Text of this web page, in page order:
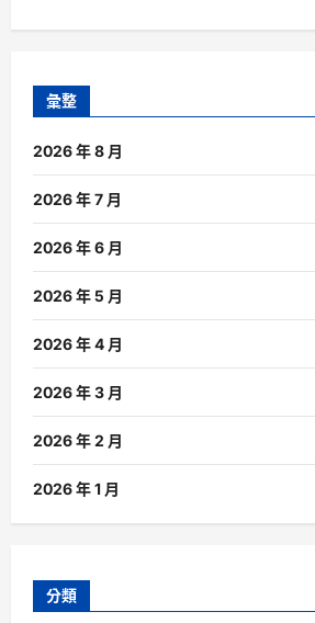
彙整
2026 年 8 月
2026 年 7 月
2026 年 6 月
2026 年 5 月
2026 年 4 月
2026 年 3 月
2026 年 2 月
2026 年 1 月
分類